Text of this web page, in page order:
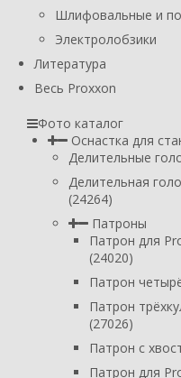
Шлифовальные и
Электролобзики
Литература
Весь Proxxon
Фото каталог
Оснастка для
Делительные
Делительная
(24264)
Патроны
Патрон для
(24020)
Патрон
Патрон
(27026)
Патрон с
Патрон для